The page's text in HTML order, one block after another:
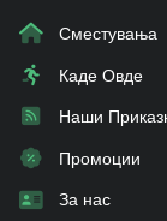
Сместувања
Каде Овде
Наши
Промоции
За нас